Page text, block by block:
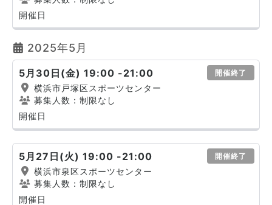
開催日
2025年5月
5月30日(金) 19:00 -21:00 開催終了
横浜市戸塚区スポーツセンター
募集人数：制限なし
開催日
5月27日(火) 19:00 -21:00 開催終了
横浜市泉区スポーツセンター
募集人数：制限なし
開催日